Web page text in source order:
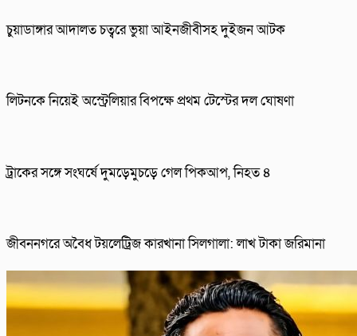
চুয়াডাঙ্গার আদালত চত্বরে ভুয়া আইনজীবীসহ দুইজন আটক
লিটনকে নিয়েই অস্ট্রেলিয়ার বিপক্ষে প্রথম টেস্টের দল ঘোষণা
ট্রাকের সঙ্গে সংঘর্ষে দুমড়েমুচড়ে গেল পিকআপ, নিহত ৪
জীবননগরে অবৈধ টয়লেট্রিজ কারখানা সিলগালা: লাখ টাকা জরিমানা